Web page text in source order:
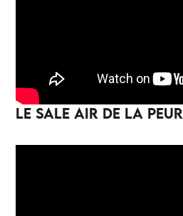
LE SALE AIR DE LA PEUR